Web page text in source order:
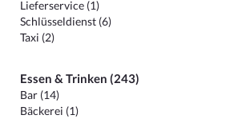
Lieferservice (1)
Schlüsseldienst (6)
Taxi (2)
Essen & Trinken (243)
Bar (14)
Bäckerei (1)